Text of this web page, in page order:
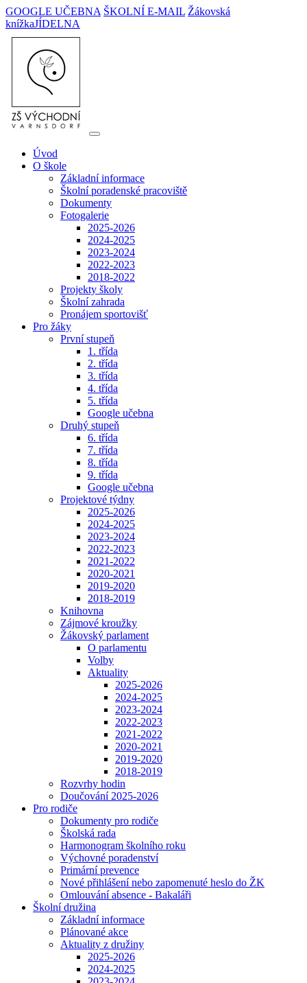
GOOGLE UČEBNA ŠKOLNÍ E-MAIL Žákovská
knížkaJÍDELNA
Úvod
O škole
Základní informace
Školní poradenské pracoviště
Dokumenty
Fotogalerie
2025-2026
2024-2025
2023-2024
2022-2023
2018-2022
Projekty školy
Školní zahrada
Pronájem sportovišť
Pro žáky
První stupeň
1. třída
2. třída
3. třída
4. třída
5. třída
Google učebna
Druhý stupeň
6. třída
7. třída
8. třída
9. třída
Google učebna
Projektové týdny
2025-2026
2024-2025
2023-2024
2022-2023
2021-2022
2020-2021
2019-2020
2018-2019
Knihovna
Zájmové kroužky
Žákovský parlament
O parlamentu
Volby
Aktuality
2025-2026
2024-2025
2023-2024
2022-2023
2021-2022
2020-2021
2019-2020
2018-2019
Rozvrhy hodin
Doučování 2025-2026
Pro rodiče
Dokumenty pro rodiče
Školská rada
Harmonogram školního roku
Výchovné poradenství
Primární prevence
Nové přihlášení nebo zapomenuté heslo do ŽK
Omlouvání absence - Bakaláři
Školní družina
Základní informace
Plánované akce
Aktuality z družiny
2025-2026
2024-2025